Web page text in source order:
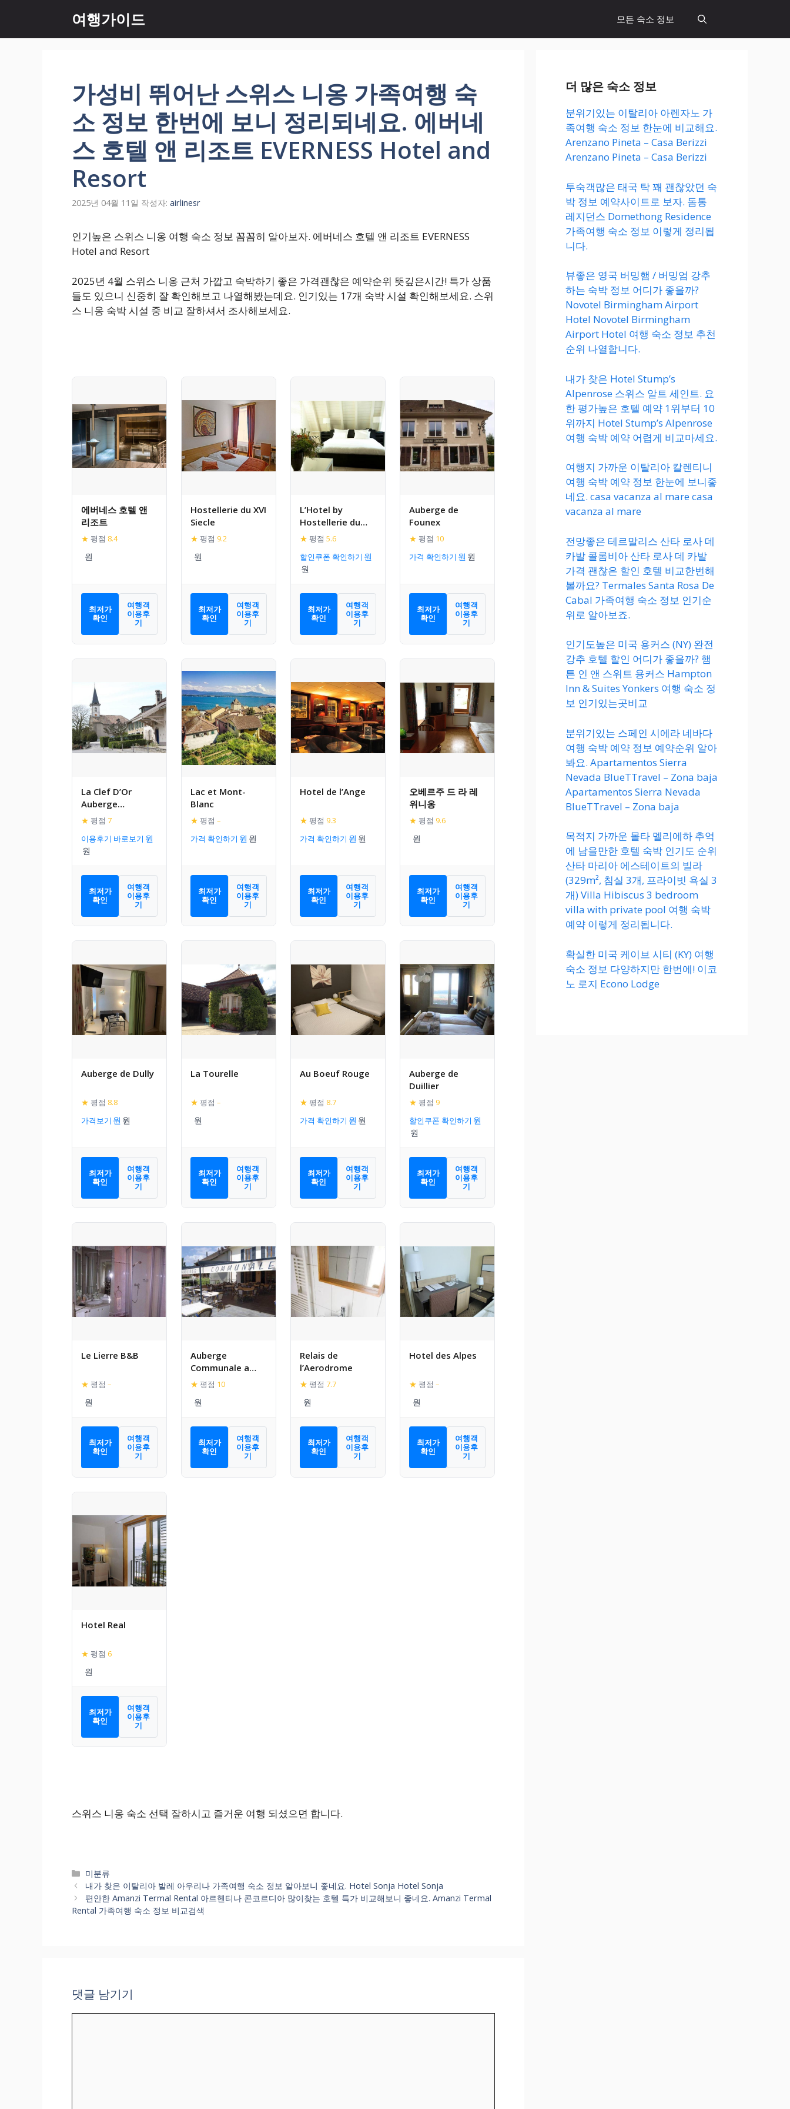
츠
여행가이드 모든 숙소 정보
가성비 뛰어난 스위스 니옹 가족여행 숙
소 정보 한번에 보니 정리되네요. 에버네
스 호텔 앤 리조트 EVERNESS Hotel and
Resort
2025년 04월 11일 작성자: airlinesr
인기높은 스위스 니옹 여행 숙소 정보 꼼꼼히 알아보자. 에버네스 호텔 앤 리조트 EVERNESS
Hotel and Resort
2025년 4월 스위스 니옹 근처 가깝고 숙박하기 좋은 가격괜찮은 예약순위 뜻깊은시간! 특가 상품
들도 있으니 신중히 잘 확인해보고 나열해봤는데요. 인기있는 17개 숙박 시설 확인해보세요. 스위
스 니옹 숙박 시설 중 비교 잘하셔서 조사해보세요.
에버네스 호텔 앤
리조트
★ 평점 8.4
최저가
확인
여행객
이용후
기
Hostellerie du XVI
Siecle
★ 평점 9.2
최저가
확인
여행객
이용후
기
L’Hotel by
Hostellerie du
Chateau
★ 평점 5.6
할인쿠폰 확인하기
최저가
확인
여행객
이용후
기
Auberge de
Founex
★ 평점 10
가격 확인하기
최저가
확인
여행객
이용후
기
La Clef D’Or
Auberge
Communale
★ 평점 7
이용후기 바로보기
최저가
확인
여행객
이용후
기
Lac et Mont-
Blanc
★ 평점 –
가격 확인하기
최저가
확인
여행객
이용후
기
Hotel de l’Ange
★ 평점 9.3
가격 확인하기
최저가
확인
여행객
이용후
기
오베르주 드 라 레
위니옹
★ 평점 9.6
최저가
확인
여행객
이용후
기
Auberge de Dully
★ 평점 8.8
가격보기
최저가
확인
여행객
이용후
기
La Tourelle
★ 평점 –
최저가
확인
여행객
이용후
기
Au Boeuf Rouge
★ 평점 8.7
가격 확인하기
최저가
확인
여행객
이용후
기
Auberge de
Duillier
★ 평점 9
할인쿠폰 확인하기
최저가
확인
여행객
이용후
기
Le Lierre B&B
★ 평점 –
최저가
확인
여행객
이용후
기
Auberge
Communale a
l’Union
★ 평점 10
최저가
확인
여행객
이용후
기
Relais de
l’Aerodrome
★ 평점 7.7
최저가
확인
여행객
이용후
기
Hotel des Alpes
★ 평점 –
최저가
확인
여행객
이용후
기
Hotel Real
★ 평점 6
최저가
확인
여행객
이용후
기
스위스 니옹 숙소 선택 잘하시고 즐거운 여행 되셨으면 합니다.
카
테
고
리
미분류
내가 찾은 이탈리아 발레 아우리나 가족여행 숙소 정보 알아보니 좋네요. Hotel Sonja Hotel Sonja
편안한 Amanzi Termal Rental 아르헨티나 콘코르디아 많이찾는 호텔 특가 비교해보니 좋네요. Amanzi Termal
Rental 가족여행 숙소 정보 비교검색
댓글 남기기
더 많은 숙소 정보
분위기있는 이탈리아 아렌자노 가
족여행 숙소 정보 한눈에 비교해요.
Arenzano Pineta – Casa Berizzi
Arenzano Pineta – Casa Berizzi
투숙객많은 태국 탁 꽤 괜찮았던 숙
박 정보 예약사이트로 보자. 돔통
레지던스 Domethong Residence
가족여행 숙소 정보 이렇게 정리됩
니다.
뷰좋은 영국 버밍햄 / 버밍엄 강추
하는 숙박 정보 어디가 좋을까?
Novotel Birmingham Airport
Hotel Novotel Birmingham
Airport Hotel 여행 숙소 정보 추천
순위 나열합니다.
내가 찾은 Hotel Stump’s
Alpenrose 스위스 알트 세인트. 요
한 평가높은 호텔 예약 1위부터 10
위까지 Hotel Stump’s Alpenrose
여행 숙박 예약 어렵게 비교마세요.
여행지 가까운 이탈리아 칼렌티니
여행 숙박 예약 정보 한눈에 보니좋
네요. casa vacanza al mare casa
vacanza al mare
전망좋은 테르말리스 산타 로사 데
카발 콜롬비아 산타 로사 데 카발
가격 괜찮은 할인 호텔 비교한번해
볼까요? Termales Santa Rosa De
Cabal 가족여행 숙소 정보 인기순
위로 알아보죠.
인기도높은 미국 용커스 (NY) 완전
강추 호텔 할인 어디가 좋을까? 햄
튼 인 앤 스위트 용커스 Hampton
Inn & Suites Yonkers 여행 숙소 정
보 인기있는곳비교
분위기있는 스페인 시에라 네바다
여행 숙박 예약 정보 예약순위 알아
봐요. Apartamentos Sierra
Nevada BlueTTravel – Zona baja
Apartamentos Sierra Nevada
BlueTTravel – Zona baja
목적지 가까운 몰타 멜리에하 추억
에 남을만한 호텔 숙박 인기도 순위
산타 마리아 에스테이트의 빌라
(329m², 침실 3개, 프라이빗 욕실 3
개) Villa Hibiscus 3 bedroom
villa with private pool 여행 숙박
예약 이렇게 정리됩니다.
확실한 미국 케이브 시티 (KY) 여행
숙소 정보 다양하지만 한번에! 이코
노 로지 Econo Lodge